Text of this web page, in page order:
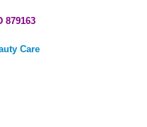
879163
Care